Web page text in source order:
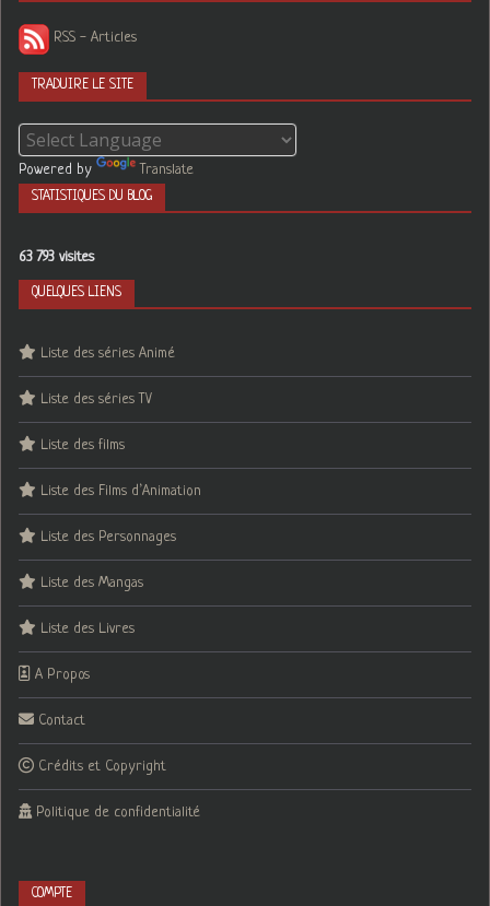
RSS - Articles
TRADUIRE LE SITE
Powered by Translate
STATISTIQUES DU BLOG
63 793 visites
QUELQUES LIENS
Liste des séries Animé
Liste des séries TV
Liste des films
Liste des Films d’Animation
Liste des Personnages
Liste des Mangas
Liste des Livres
A Propos
Contact
Crédits et Copyright
Politique de confidentialité
COMPTE